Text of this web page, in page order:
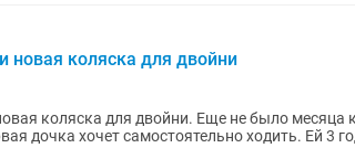
новая коляска для двойни
коляска для двойни. Еще не было месяца
дочка хочет самостоятельно ходить. Ей 3